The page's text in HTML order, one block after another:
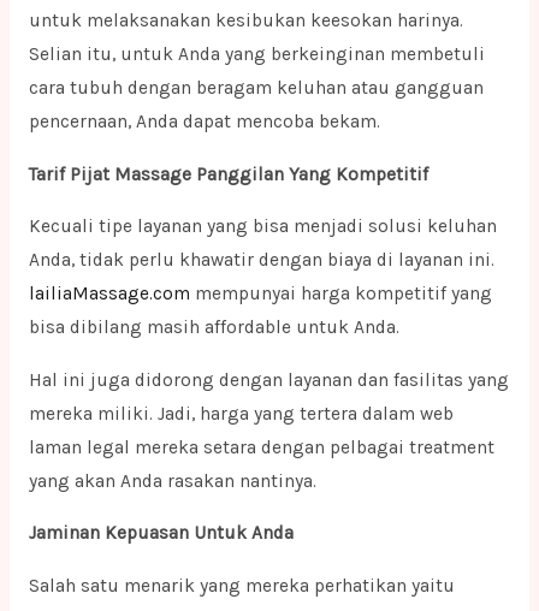
untuk melaksanakan kesibukan keesokan harinya.
Selian itu, untuk Anda yang berkeinginan membetuli
cara tubuh dengan beragam keluhan atau gangguan
pencernaan, Anda dapat mencoba bekam.
Tarif Pijat Massage Panggilan Yang Kompetitif
Kecuali tipe layanan yang bisa menjadi solusi keluhan
Anda, tidak perlu khawatir dengan biaya di layanan ini.
lailiaMassage.com mempunyai harga kompetitif yang
bisa dibilang masih affordable untuk Anda.
Hal ini juga didorong dengan layanan dan fasilitas yang
mereka miliki. Jadi, harga yang tertera dalam web
laman legal mereka setara dengan pelbagai treatment
yang akan Anda rasakan nantinya.
Jaminan Kepuasan Untuk Anda
Salah satu menarik yang mereka perhatikan yaitu